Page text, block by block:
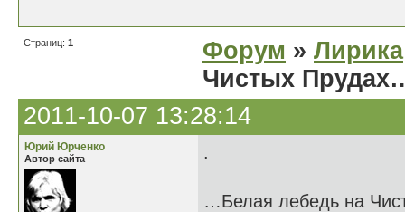
Страниц: 1 Форум » Лирика
Чистых
2011-10-07 13:28:14
Юрий Юрченко
Автор сайта .
…Белая лебедь на